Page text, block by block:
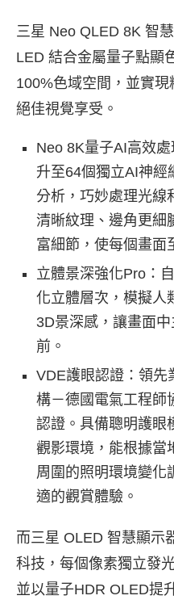
三星 Neo QLED 8K 智
LED 結合金屬量子點顯
100%色域空間，並實
絕佳視覺享受。
Neo 8K量子AI高效
升至64個獨立AI神經
分析，巧妙處理光線
清晰紋理、邊角更細
富細節，使每個畫面
立體景深強化Pro：
化立體層次，模擬人
3D景深感，讓畫面
前。
VDE護眼認證：領先
構－德國電氣工程師
認證。具備聰明護眼
觀影環境，能根據當
周圍的照明環境變化
適的觀賞體驗。
而三星 OLED 智慧顯示
科技，每個像素獨立發
並以量子HDR OLED提